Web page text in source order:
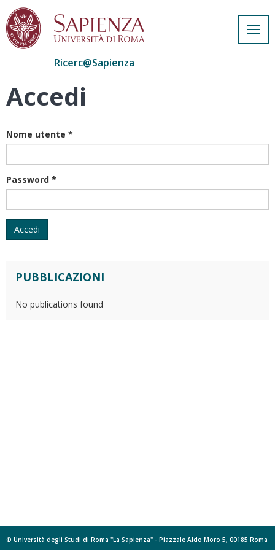
Salta
Ricerc@Sapienza
Accedi
Nome utente *
Password *
Accedi
PUBBLICAZIONI
No publications found
© Università degli Studi di Roma "La Sapienza" - Piazzale Aldo Moro 5, 00185 Roma